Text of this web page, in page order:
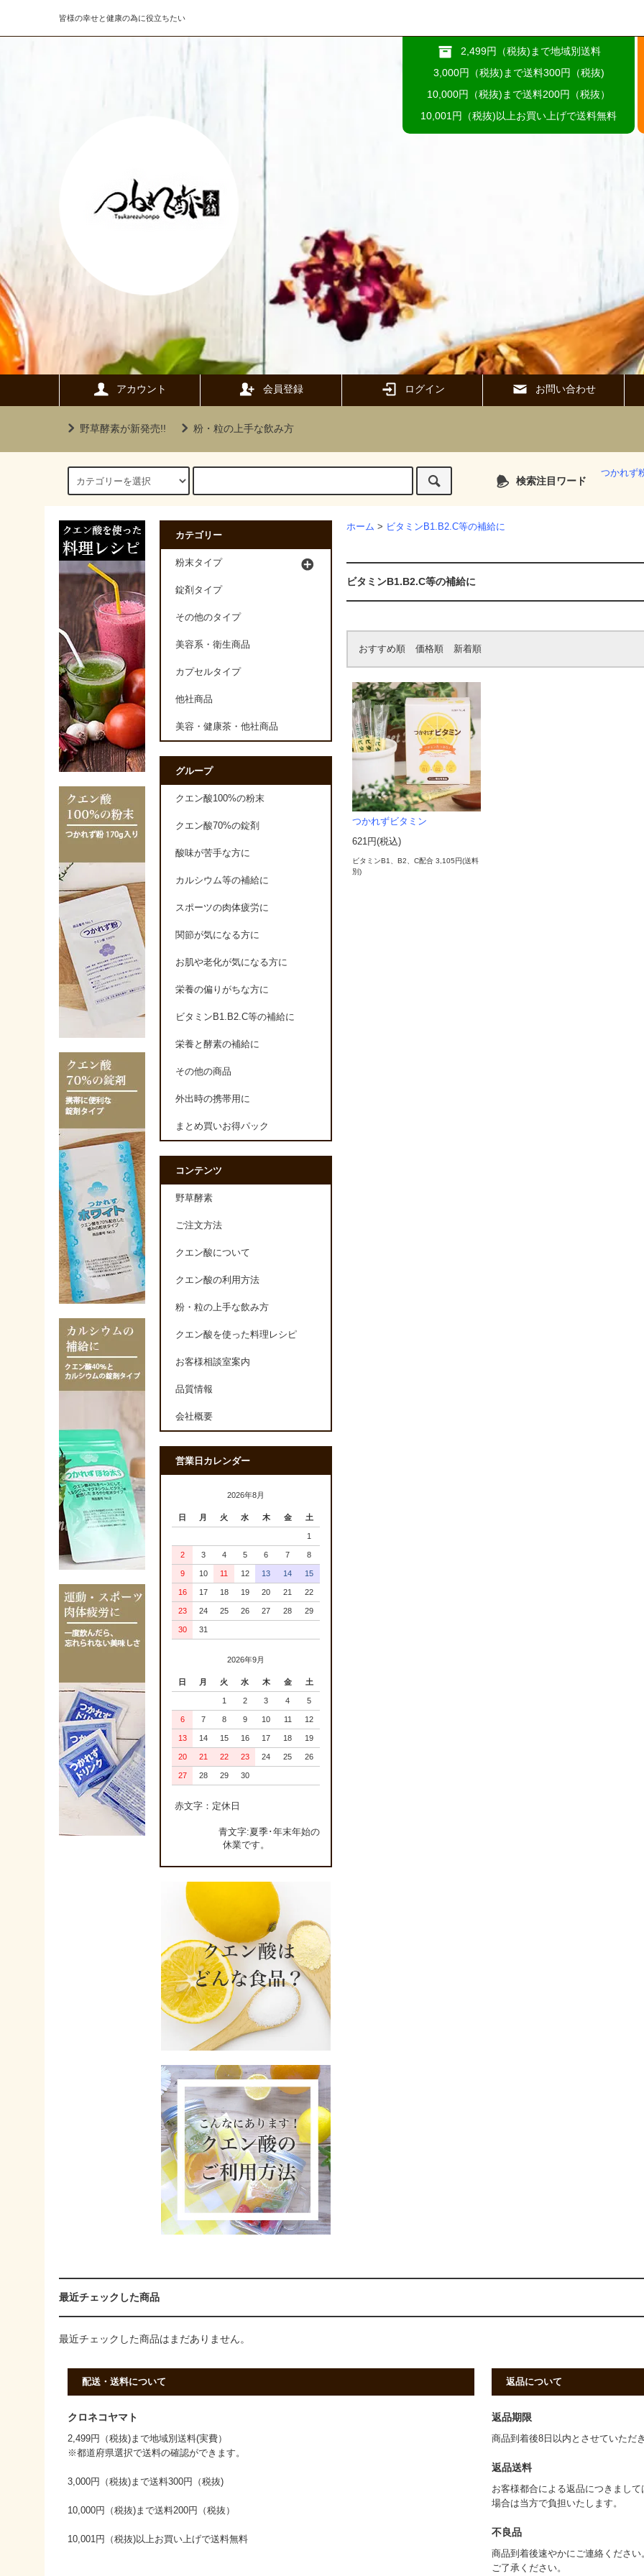
皆様の幸せと健康の為に役立ちたい
2,499円（税抜)まで地域別送料
3,000円（税抜)まで送料300円（税抜)
10,000円（税抜)まで送料200円（税抜）
10,001円（税抜)以上お買い上げで送料無料
アカウント 会員登録 ログイン お問い合わせ
野草酵素が新発売!! 粉・粒の上手な飲み方
検索注目ワード
つかれず
ホーム > ビタミンB1.B2.C等の補給に
ビタミンB1.B2.C等の補給に
おすすめ順 価格順 新着順
つかれずビタミン
621円(税込)
ビタミンB1、B2、C配合 3,105円(送料
別)
カテゴリー
粉末タイプ
錠剤タイプ
その他のタイプ
美容系・衛生商品
カプセルタイプ
他社商品
美容・健康茶・他社商品
グループ
クエン酸100%の粉末
クエン酸70%の錠剤
酸味が苦手な方に
カルシウム等の補給に
スポーツの肉体疲労に
関節が気になる方に
お肌や老化が気になる方に
栄養の偏りがちな方に
ビタミンB1.B2.C等の補給に
栄養と酵素の補給に
その他の商品
外出時の携帯用に
まとめ買いお得パック
コンテンツ
野草酵素
ご注文方法
クエン酸について
クエン酸の利用方法
粉・粒の上手な飲み方
クエン酸を使った料理レシピ
お客様相談室案内
品質情報
会社概要
営業日カレンダー
2026年8月
日 月 火 水 木 金 土
1
2 3 4 5 6 7 8
9 10 11 12 13 14 15
16 17 18 19 20 21 22
23 24 25 26 27 28 29
30 31
2026年9月
日 月 火 水 木 金 土
1 2 3 4 5
6 7 8 9 10 11 12
13 14 15 16 17 18 19
20 21 22 23 24 25 26
27 28 29 30
赤文字：定休日
青文字:夏季･年末年始の
休業です。
最近チェックした商品
最近チェックした商品はまだありません。
配送・送料について
クロネコヤマト
2,499円（税抜)まで地域別送料(実費）
※都道府県選択で送料の確認ができます。
3,000円（税抜)まで送料300円（税抜)
10,000円（税抜)まで送料200円（税抜）
10,001円（税抜)以上お買い上げで送料無料
返品について
返品期限
商品到着後8日以内とさせていただ
返品送料
お客様都合による返品につきまし
場合は当方で負担いたします。
不良品
商品到着後速やかにご連絡くださ
ご了承ください。